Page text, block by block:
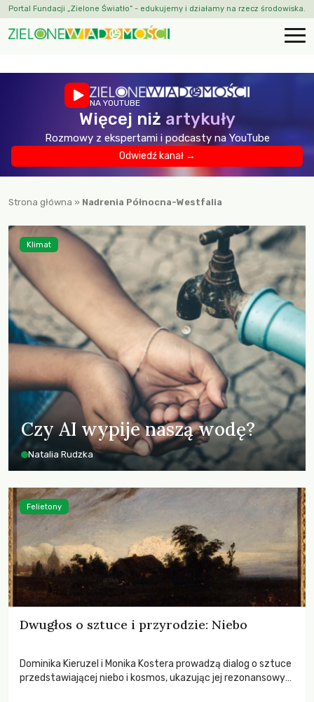
Portal Fundacji „Zielone Światło” - edukujemy i działamy na rzecz środowiska.
NA YOUTUBE
Więcej niż artykuły
Rozmowy z ekspertami i podcasty na YouTube
Odwiedź kanał →
Strona główna » Nadrenia Północna-Westfalia
Czy AI wypije naszą wodę?
Natalia Rudzka
Klimat
Dwugłos o sztuce i przyrodzie: Niebo
Dominika Kieruzel i Monika Kostera prowadzą dialog o sztuce
przedstawiającej niebo i kosmos, ukazując jej rezonansowy
Felietony